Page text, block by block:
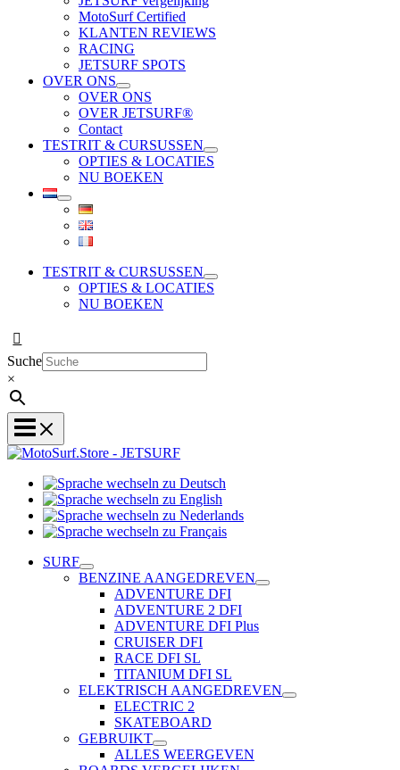
MotoSurf Certified
KLANTEN REVIEWS
RACING
JETSURF SPOTS
OVER ONS
OVER ONS
OVER JETSURF®
Contact
TESTRIT & CURSUSSEN
OPTIES & LOCATIES
NU BOEKEN
TESTRIT & CURSUSSEN
OPTIES & LOCATIES
NU BOEKEN
Suche
×
zu
Deutsch
wechseln
zu
Sprache
Sprache
Français
SURF
BENZINE AANGEDREVEN
ADVENTURE DFI
ADVENTURE 2 DFI
ADVENTURE DFI Plus
CRUISER DFI
RACE DFI SL
TITANIUM DFI SL
ELEKTRISCH AANGEDREVEN
ELECTRIC 2
SKATEBOARD
GEBRUIKT
ALLES WEERGEVEN